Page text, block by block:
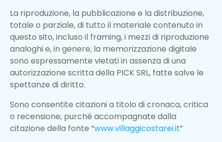
La riproduzione, la pubblicazione e la distribuzione,
totale o parziale, di tutto il materiale contenuto in
questo sito, incluso il framing, i mezzi di riproduzione
analoghi e, in genere, la memorizzazione digitale
sono espressamente vietati in assenza di una
autorizzazione scritta della PICK SRL, fatte salve le
spettanze di diritto.
Sono consentite citazioni a titolo di cronaca, critica
o recensione, purché accompagnate dalla
citazione della fonte “www.villaggicostarei.it”